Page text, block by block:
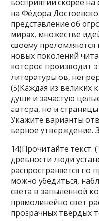
восприятии скорее
на Фёдора
представление об
мирах, множестве
своему преломляются
новых поколений
которое производит
литературы ов,
(5)Каждая из великих
души и зачастую
автора, но и
Укажите варианты
верное утверждение.
14)Прочитайте текст.
древности люди
распространяется по
можно убедиться,
света в запылённой
прямолинейно свет
прозрачных твёрдых